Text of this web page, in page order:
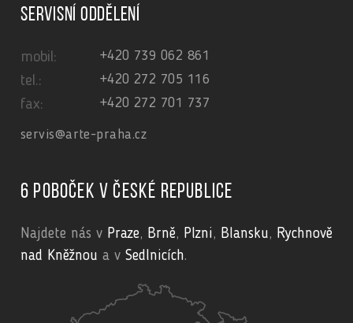
Servisní oddělení
mobil: +420 739 062 861
tel.: +420 272 705 116
fax: +420 272 701 737
servis@arte-praha.cz
6 poboček v České republice
Najdete nás v Praze, Brně, Plzni, Blansku, Rychnově
nad Kněžnou a v Sedlnicích.